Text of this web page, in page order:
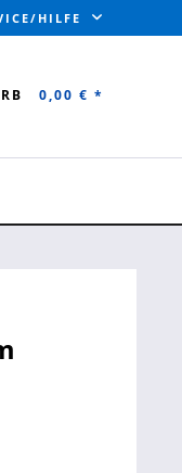
HILFE
0,00 € *